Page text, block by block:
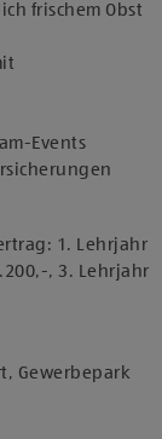
frischem Obst
Events
1. Lehrjahr
, 3. Lehrjahr
Gewerbepark